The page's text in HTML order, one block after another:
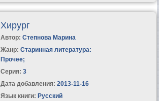
Xирург
Автор: Степнова Марина
Жанр: Старинная литература:
Прочее;
Серия: 3
Дата добавления: 2013-11-16
Язык книги: Русский